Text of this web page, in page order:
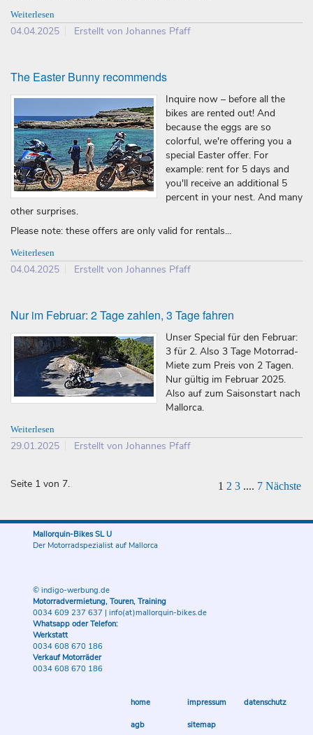
Weiterlesen
04.04.2025 Erstellt von Johannes Pfaff
The Easter Bunny recommends
Inquire now – before all the
bikes are rented out! And
because the eggs are so
colorful, we're offering you a
special Easter offer. For
example: rent for 5 days and
you'll receive an additional 5
percent in your nest. And many
other surprises.
Please note: these offers are only valid for rentals...
Weiterlesen
04.04.2025 Erstellt von Johannes Pfaff
Nur im Februar: 2 Tage zahlen, 3 Tage fahren
Unser Special für den Februar:
3 für 2. Also 3 Tage Motorrad-
Miete zum Preis von 2 Tagen.
Nur gültig im Februar 2025.
Also auf zum Saisonstart nach
Mallorca.
Weiterlesen
29.01.2025 Erstellt von Johannes Pfaff
Seite 1 von 7. 1 2 3 .... 7 Nächste
Mallorquin-Bikes SL U
Der Motorradspezialist auf Mallorca
© indigo-werbung.de
Motorradvermietung, Touren, Training
0034 609 237 637 | info(at)mallorquin-bikes.de
Whatsapp oder Telefon:
Werkstatt
0034 608 670 186
Verkauf Motorräder
0034 608 670 186
home impressum datenschutz
agb sitemap